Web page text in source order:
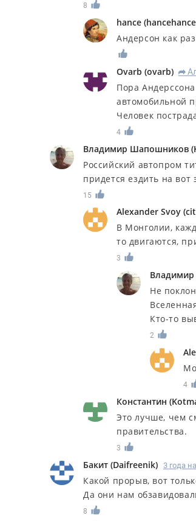
8
hance (
Андерсон как
Ovarb (ovarb) R
Пора
автомобильной
Человек
4
Владимир Шапошников (
Российский автопром
придется ездить на
15
Alexander Svoy (
В Монголии,
то двигаются,
3
Не
Кто-то
2
4
Константин (
Это лучше, чем
правительства.
3
Бакит (Daifreenik) 3 года
Какой прорыв, вот
Да они нам
8